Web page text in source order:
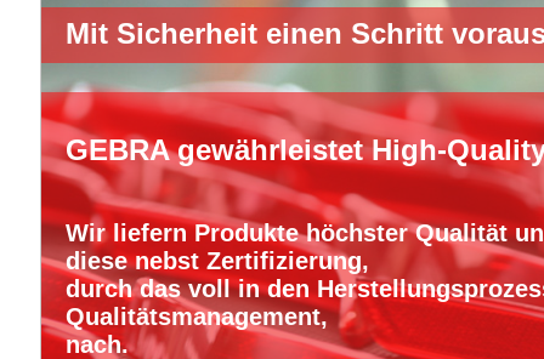
Mit Sicherheit einen Schritt
GEBRA gewährleistet High-
Wir liefern Produkte höchster Qualität
diese nebst Zertifizierung,
durch das voll in den
Qualitätsmanagement,
nach.